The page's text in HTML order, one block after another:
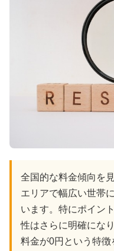
全国的な料金傾向を
エリアで幅広い世帯
います。特にポイン
性はさらに明確にな
料金が0円という特